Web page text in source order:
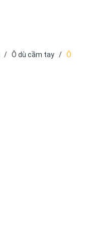
/ Ô dù cầm tay / Ô